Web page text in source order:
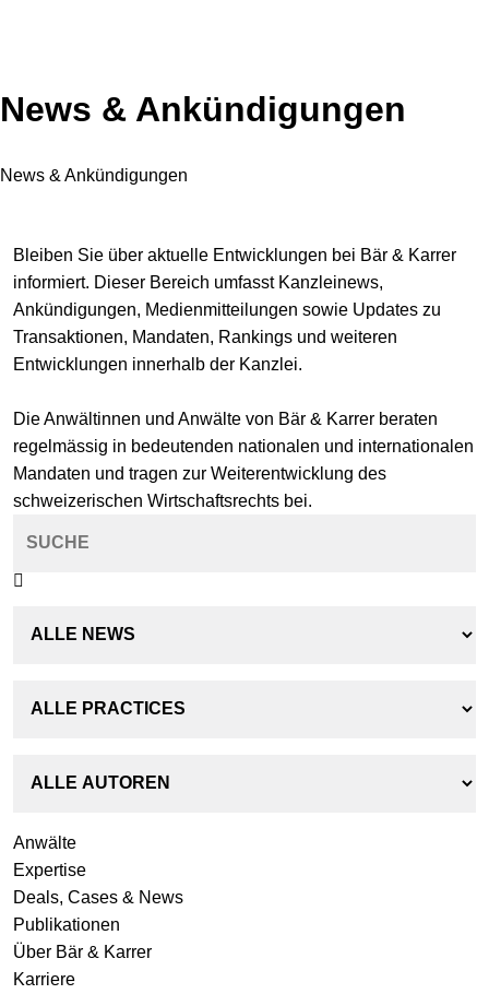
News & Ankündigungen
News & Ankündigungen
Bleiben Sie über aktuelle Entwicklungen bei Bär & Karrer
informiert. Dieser Bereich umfasst Kanzleinews,
Ankündigungen, Medienmitteilungen sowie Updates zu
Transaktionen, Mandaten, Rankings und weiteren
Entwicklungen innerhalb der Kanzlei.
Die Anwältinnen und Anwälte von Bär & Karrer beraten
regelmässig in bedeutenden nationalen und internationalen
Mandaten und tragen zur Weiterentwicklung des
schweizerischen Wirtschaftsrechts bei.
Anwälte
Expertise
Deals, Cases & News
Publikationen
Über Bär & Karrer
Karriere